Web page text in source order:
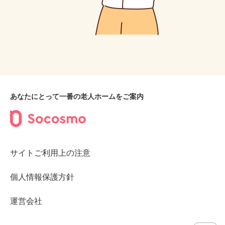
あなたにとって一番の老人ホームをご案内
サイトご利用上の注意
個人情報保護方針
運営会社